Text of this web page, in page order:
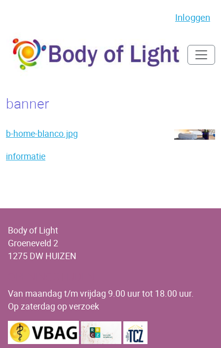
Inloggen
banner
b-home-blanco.jpg
informatie
Body of Light
Groeneveld 2
1275 DW HUIZEN
Van maandag t/m vrijdag 9.00 uur tot 18.00 uur.
Op zaterdag op verzoek